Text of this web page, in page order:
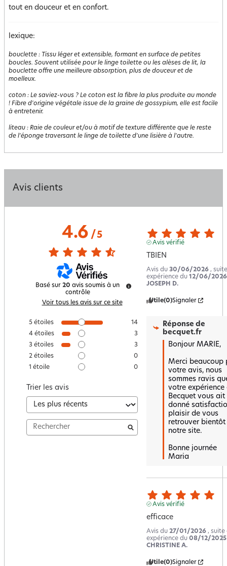
tout en douceur et en confort.
lexique:
bouclette : Tissu léger et extensible, formant en surface de petites
boucles. Souvent utilisée pour le linge toilette ou les alèses de lit, la
bouclette offre une meilleure absorption, plus de douceur et de
moelleux.
coton : Le saviez-vous ? Le coton est la fibre la plus produite au monde
! Fibre d'origine végétale issue de la graine de gossypium, elle est facile
à entretenir.
liteau : Raie de couleur et/ou à motif de texture différente que le reste
de l'éponge traversant le linge de toilette d'une lisière à l'autre.
Avis clients
4.6/ 5
Basé sur 20 avis soumis à un
contrôle
Voir tous les avis sur ce site
5 étoiles
14
4 étoiles
3
3 étoiles
3
2 étoiles
0
1 étoile 0
Trier les avis
Avis vérifié
TBIEN
Avis du 30/06/2026 ,
expérience du 12/06/2026
JOSEPH D.
Utile(0)Signaler
Réponse de
becquet.fr
Bonjour MARIE,
Merci beaucoup
votre avis, nous
sommes ravis
votre expérience
Becquet vous ait
donné
plaisir de vous
retrouver bientôt
notre site.
Bonne journée
Maria
Avis vérifié
efficace
Avis du 27/01/2026 , suite
expérience du 08/12/2025
CHRISTINE A.
Utile(0)Signaler